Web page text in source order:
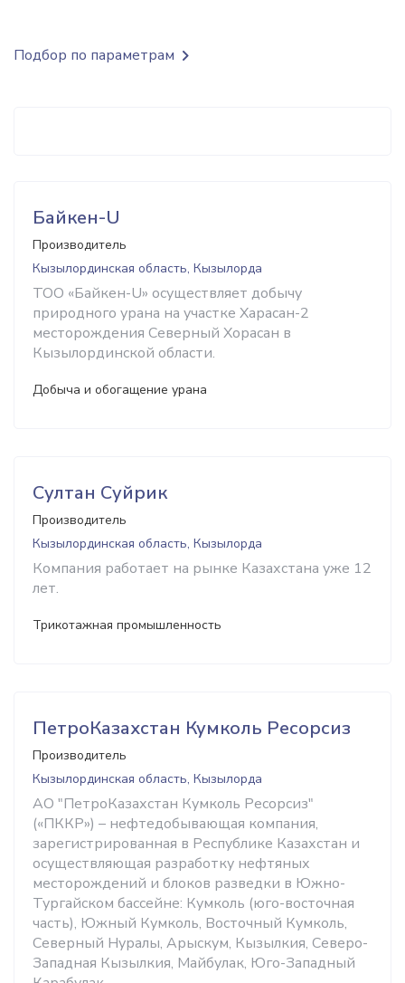
Байкен-U
Производитель
Кызылординская область, Кызылорда
ТОО «Байкен-U» осуществляет добычу
природного урана на участке Харасан-2
месторождения Северный Хорасан в
Кызылординской области.
Добыча и обогащение урана
Султан Суйрик
Производитель
Кызылординская область, Кызылорда
Компания работает на рынке Казахстана уже 12
лет.
Трикотажная промышленность
ПетроКазахстан Кумколь Ресорсиз
Производитель
Кызылординская область, Кызылорда
АО "ПетроКазахстан Кумколь Ресорсиз"
(«ПККР») – нефтедобывающая компания,
зарегистрированная в Республике Казахстан и
осуществляющая разработку нефтяных
месторождений и блоков разведки в Южно-
Тургайском бассейне: Кумколь (юго-восточная
часть), Южный Кумколь, Восточный Кумколь,
Северный Нуралы, Арыскум, Кызылкия, Северо-
Западная Кызылкия, Майбулак, Юго-Западный
Подбор по параметрам